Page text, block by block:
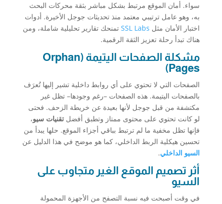
سواء. أمان الموقع مرتبط بشكل مباشر بثقة محركات البحث
به، وهو عامل ترتيبي معتمد منذ تحديثات جوجل الأخيرة. أدوات
اختبار الأمان مثل SSL Labsتمنحك تقارير تحليلية شاملة، ومن
هناك تبدأ رحلة تعزيز الثقة الرقمية.
مشكلة الصفحات اليتيمة (Orphan
Pages)
الصفحات التي لا تحتوي على أي روابط داخلية تشير إليها تُعرَف
بالصفحات اليتيمة. هذه الصفحات –رغم وجودها– تظل غير
مكتشفة من قبل جوجل لأنها بعيدة عن خريطة الزحف. فحتى
لو كانت تحتوي على محتوى ممتاز وتطبق أفضل تقنيات سيو،
فإنها تظل مخفية ما لم ترتبط بباقي أجزاء الموقع. حلها يبدأ من
تحسين هيكلية الربط الداخلي، كما هو موضح في هذا الدليل عن
السيو الداخلي.
أثر تصميم الموقع الغير متجاوب على
السيو
في وقت أصبحت فيه نسبة التصفح من الأجهزة المحمولة